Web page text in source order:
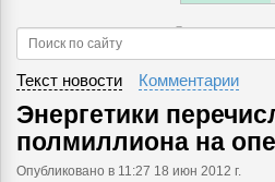
7 августа,
Текст новости Комментарии
Энергетики
полмиллиона на
Опубликовано в 11:27 18 июн 2012 г.